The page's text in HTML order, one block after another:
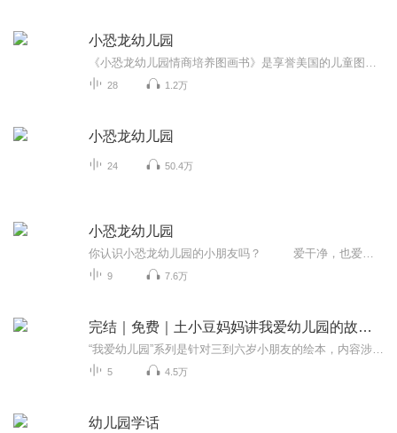
小恐龙幼儿园
28 1.2万
小恐龙幼儿园
24 50.4万
小恐龙幼儿园
9 7.6万
完结｜免费｜土小豆妈妈讲我爱幼儿园的故事爱上幼儿园
5 4.5万
幼儿园学话